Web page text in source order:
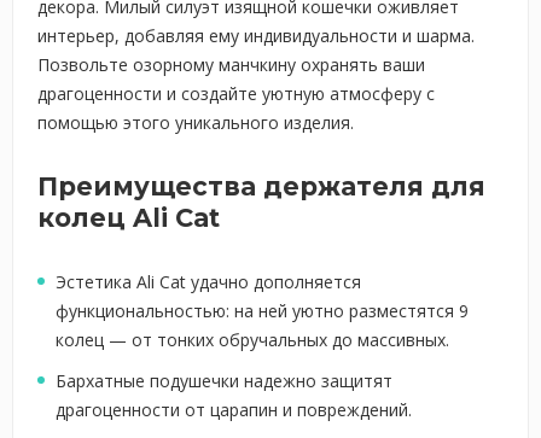
декора. Милый силуэт изящной кошечки оживляет
интерьер, добавляя ему индивидуальности и шарма.
Позвольте озорному манчкину охранять ваши
драгоценности и создайте уютную атмосферу с
помощью этого уникального изделия.
Преимущества держателя для
колец Ali Cat
Эстетика Ali Cat удачно дополняется
функциональностью: на ней уютно разместятся 9
колец — от тонких обручальных до массивных.
Бархатные подушечки надежно защитят
драгоценности от царапин и повреждений.